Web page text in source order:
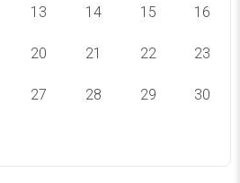
13 14 15 16
20 21 22 23
27 28 29 30